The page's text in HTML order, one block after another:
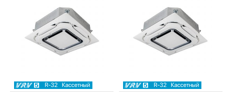
Сравнить
R-32 Кассетный
Сравнить
R-32 Кассетный